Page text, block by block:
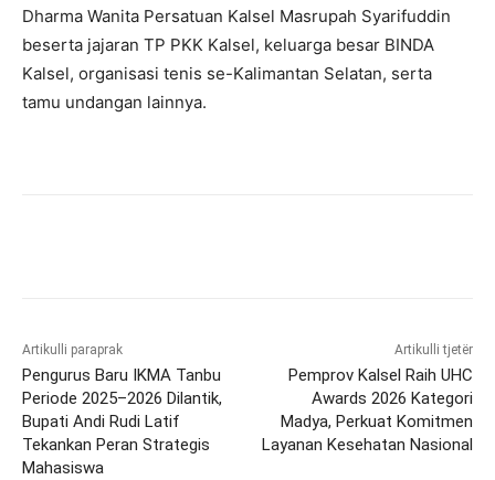
Dharma Wanita Persatuan Kalsel Masrupah Syarifuddin
beserta jajaran TP PKK Kalsel, keluarga besar BINDA
Kalsel, organisasi tenis se-Kalimantan Selatan, serta
tamu undangan lainnya.
Artikulli paraprak
Pengurus Baru IKMA Tanbu
Periode 2025–2026 Dilantik,
Bupati Andi Rudi Latif
Tekankan Peran Strategis
Mahasiswa
Artikulli tjetër
Pemprov Kalsel Raih UHC
Awards 2026 Kategori
Madya, Perkuat Komitmen
Layanan Kesehatan Nasional